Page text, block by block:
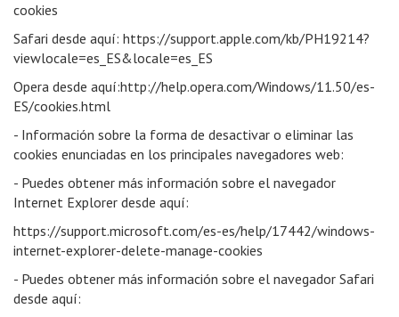
cookies
Safari desde aquí: https://support.apple.com/kb/PH19214?
viewlocale=es_ES&locale=es_ES
Opera desde aquí:http://help.opera.com/Windows/11.50/es-
ES/cookies.html
- Información sobre la forma de desactivar o eliminar las
cookies enunciadas en los principales navegadores web:
- Puedes obtener más información sobre el navegador
Internet Explorer desde aquí:
https://support.microsoft.com/es-es/help/17442/windows-
internet-explorer-delete-manage-cookies
- Puedes obtener más información sobre el navegador Safari
desde aquí: